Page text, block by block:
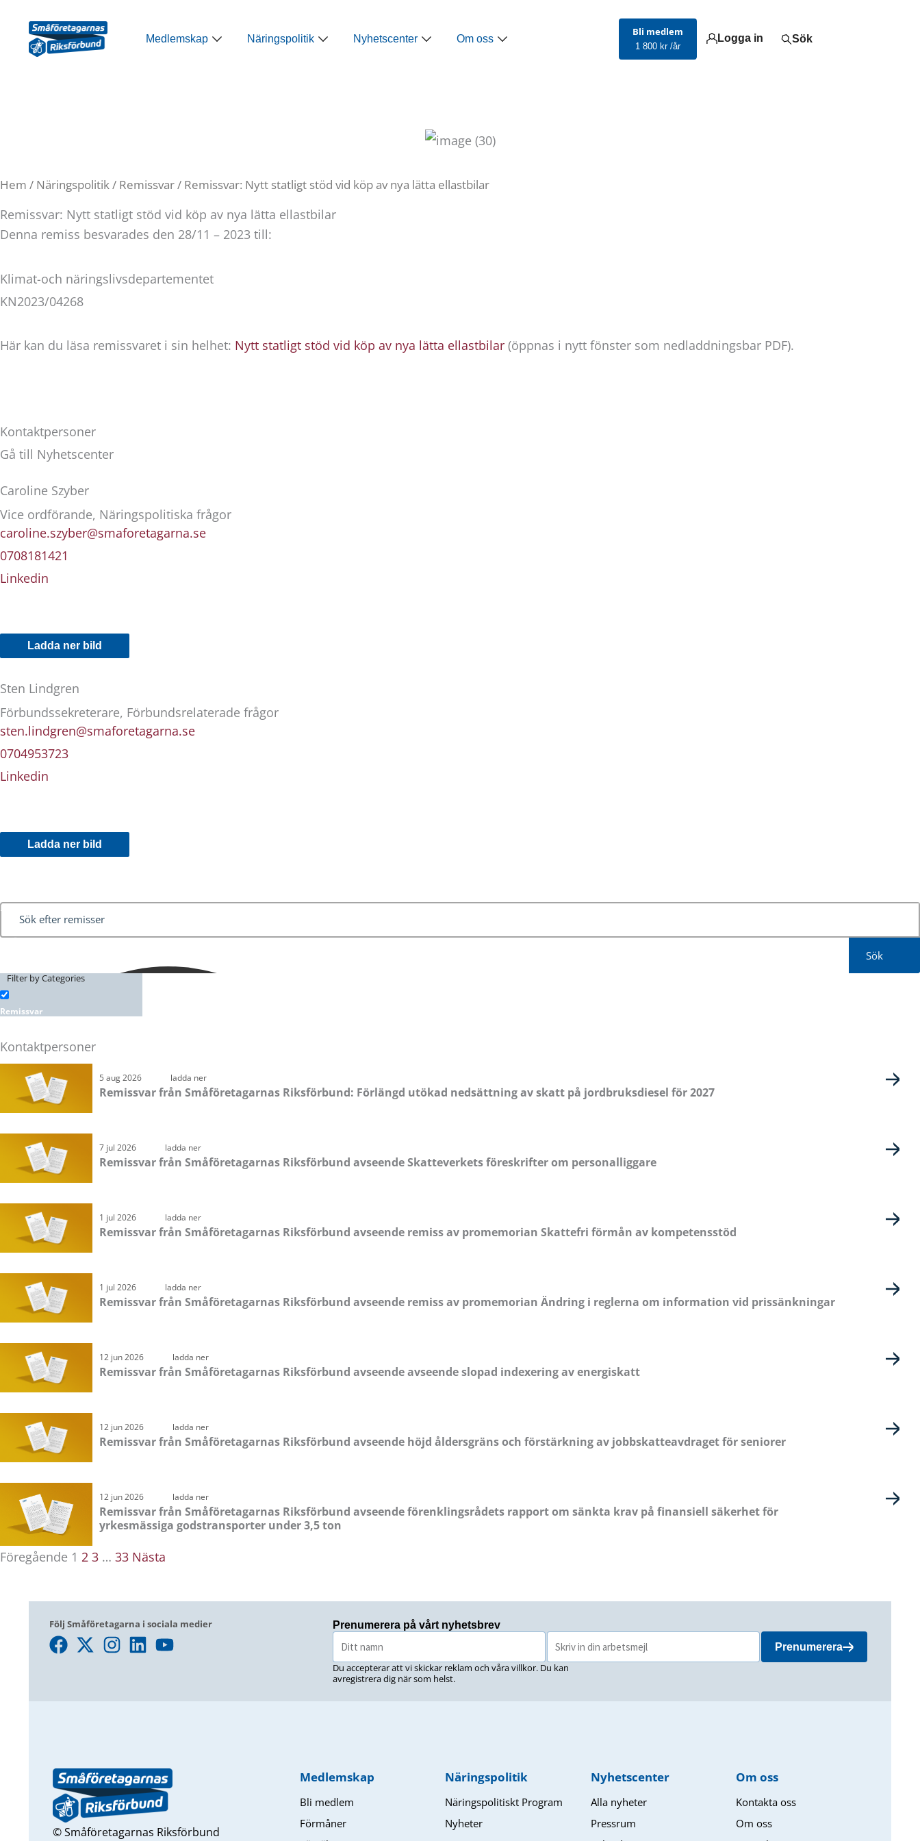
innehåll
Medlemskap Öppna Medlemskap
Näringspolitik Öppna Näringspolitik
Nyhetscenter Öppna Nyhetscenter
Om oss Öppna Om oss Bli medlem
1 800 kr /år
Logga in Sök
Hem / Näringspolitik/ Remissvar/ Remissvar: Nytt statligt stöd vid köp av nya lätta ellastbilar
Remissvar: Nytt statligt stöd vid köp av nya lätta ellastbilar
Denna remiss besvarades den 28/11 – 2023 till:
Klimat-och näringslivsdepartementet
KN2023/04268
Här kan du läsa remissvaret i sin helhet: Nytt statligt stöd vid köp av nya lätta ellastbilar (öppnas i nytt fönster som nedladdningsbar PDF).
Kontaktpersoner
Gå till Nyhetscenter
Caroline Szyber
Vice ordförande, Näringspolitiska frågor
caroline.szyber@smaforetagarna.se
0708181421
Linkedin
Ladda ner bild
Sten Lindgren
Förbundssekreterare, Förbundsrelaterade frågor
sten.lindgren@smaforetagarna.se
0704953723
Linkedin
Ladda ner bild
Sök
Filter by Categories
Remissvar
Kontaktpersoner
5 aug 2026 ladda ner
Remissvar från Småföretagarnas Riksförbund: Förlängd utökad nedsättning av skatt på jordbruksdiesel för 2027
7 jul 2026 ladda ner
Remissvar från Småföretagarnas Riksförbund avseende Skatteverkets föreskrifter om personalliggare
1 jul 2026 ladda ner
Remissvar från Småföretagarnas Riksförbund avseende remiss av promemorian Skattefri förmån av kompetensstöd
1 jul 2026 ladda ner
Remissvar från Småföretagarnas Riksförbund avseende remiss av promemorian Ändring i reglerna om information vid prissänkningar
12 jun 2026 ladda ner
Remissvar från Småföretagarnas Riksförbund avseende avseende slopad indexering av energiskatt
12 jun 2026 ladda ner
Remissvar från Småföretagarnas Riksförbund avseende höjd åldersgräns och förstärkning av jobbskatteavdraget för seniorer
12 jun 2026 ladda ner
Remissvar från Småföretagarnas Riksförbund avseende förenklingsrådets rapport om sänkta krav på finansiell säkerhet för
yrkesmässiga godstransporter under 3,5 ton
Föregående 1
Sida
2
Sida
3 …
Sida
33 Nästa
Följ Småföretagarna i sociala medier
Prenumerera på vårt nyhetsbrev
Prenumerera
Du accepterar att vi skickar reklam och våra villkor. Du kan
avregistrera dig när som helst.
© Småföretagarnas Riksförbund
Medlemskap
Bli medlem
Förmåner
Näringspolitik
Näringspolitiskt Program
Nyheter
Nyhetscenter
Alla nyheter
Pressrum
Om oss​
Kontakta oss
Om oss